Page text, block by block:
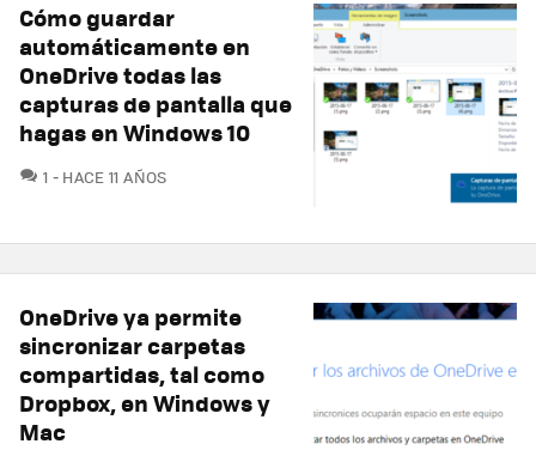
Cómo guardar
automáticamente en
OneDrive todas las
capturas de pantalla que
hagas en Windows 10
1 COMENTARIOS
HACE 11 AÑOS
OneDrive ya permite
sincronizar carpetas
compartidas, tal como
Dropbox, en Windows y
Mac